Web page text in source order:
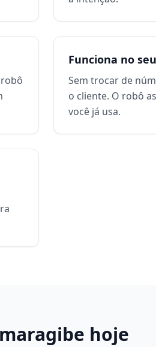
Funciona no
Sem trocar de
o cliente. O robô
você já usa.
hoje